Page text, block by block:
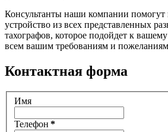
Консультанты наши компании помогут
устройство из всех представленных
тахографов, которое подойдет к
всем вашим требованиям и
Контактная форма
Имя
Телефон *